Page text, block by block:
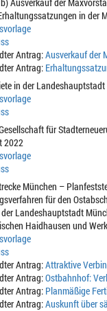
in der
Antrag:Ausverkauf der
Antrag:
in der
für
2022
München –
für den
Landeshauptstadt
Haidhausen und
Antrag:Attraktive
Antrag:Ostbahnhof:
Antrag: Planmäßige
Antrag:Auskunft über